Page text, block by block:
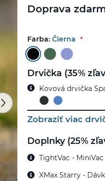
Doprava
Farba: Čierna
Drvička (35%
Kovová drvička
Zobraziť viac
Doplnky (25%
TightVac - MiniVac
XMax Starry -